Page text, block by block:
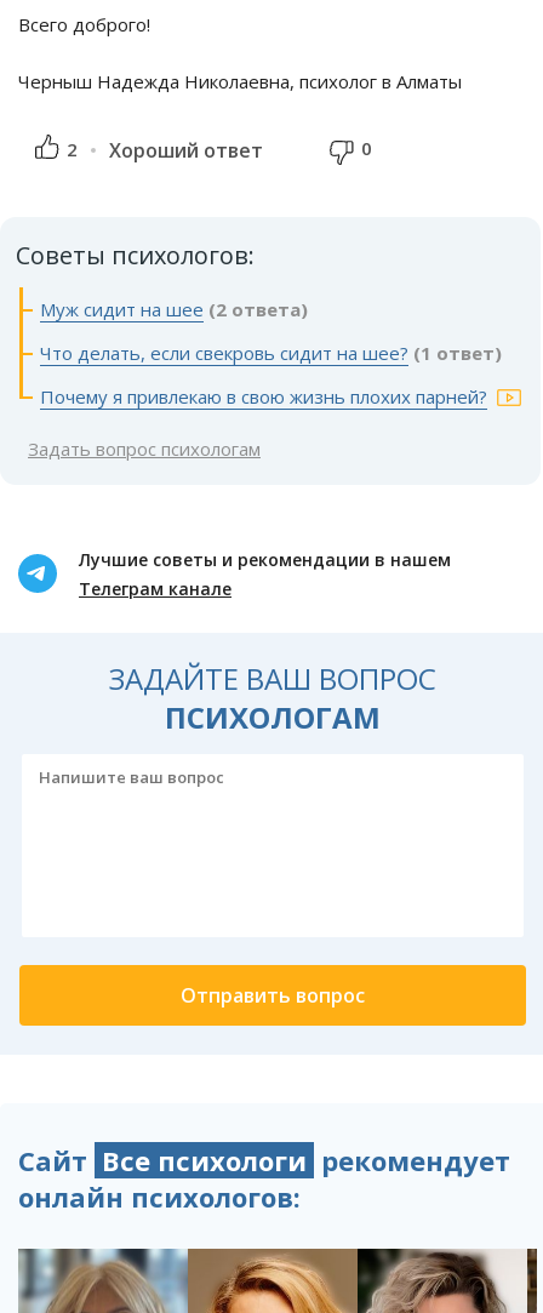
Всего доброго!
Черныш Надежда Николаевна, психолог в Алматы
2 Хороший ответ 0
Советы психологов:
Муж сидит на шее (2 ответа)
Что делать, если свекровь сидит на шее? (1 ответ)
Почему я привлекаю в свою жизнь плохих парней?
Задать вопрос психологам
Лучшие советы и рекомендации в нашем
Телеграм канале
ЗАДАЙТЕ ВАШ ВОПРОС
ПСИХОЛОГАМ
Сайт Все психологи рекомендует
онлайн психологов: